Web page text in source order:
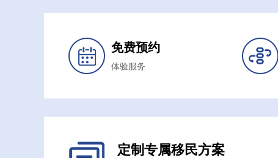
免费预约
体验服务
定制专属移民方案